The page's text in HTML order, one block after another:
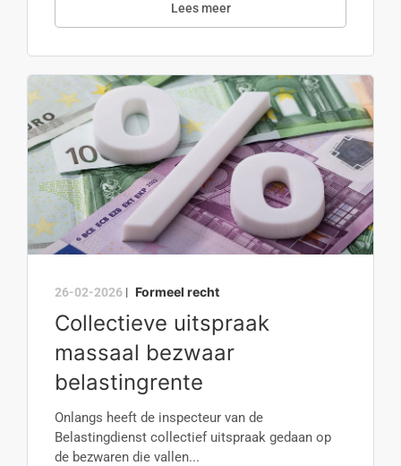
Lees meer
26-02-2026 | Formeel recht
Collectieve uitspraak
massaal bezwaar
belastingrente
Onlangs heeft de inspecteur van de
Belastingdienst collectief uitspraak gedaan op
de bezwaren die vallen...